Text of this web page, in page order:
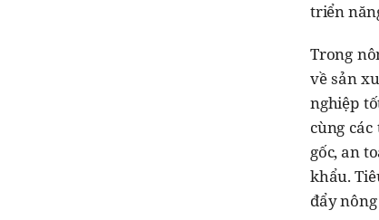
triển
Trong
về sản
nghiệp
cùng
gốc, an
khẩu.
đẩy